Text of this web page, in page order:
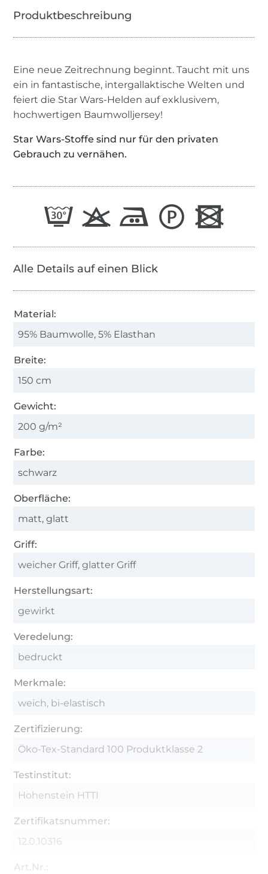
Eine neue Zeitrechnung beginnt. Taucht mit uns
ein in fantastische, intergallaktische Welten und
feiert die Star Wars-Helden auf exklusivem,
hochwertigen Baumwolljersey!
Star Wars-Stoffe sind nur für den privaten
Gebrauch zu vernähen.
Alle Details auf einen Blick
Material:
95% Baumwolle, 5% Elasthan
Breite:
150 cm
Gewicht:
200 g/m²
Farbe:
schwarz
Oberfläche:
matt, glatt
Griff:
weicher Griff, glatter Griff
Herstellungsart:
gewirkt
Veredelung:
bedruckt
Merkmale:
weich, bi-elastisch
Zertifizierung:
Öko-Tex-Standard 100 Produktklasse 2
Testinstitut:
Hohenstein HTTI
Zertifikatsnummer:
12.0.10316
Art.Nr.: